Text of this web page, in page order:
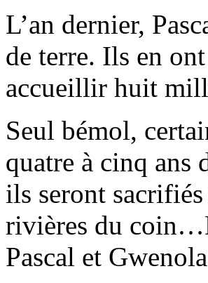
L’an dernier,
de terre. Ils en
accueillir huit
Seul bémol,
quatre à cinq ans
ils seront
rivières du
Pascal et